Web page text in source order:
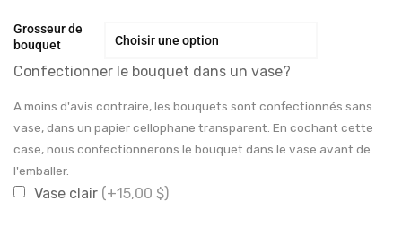
Grosseur de
bouquet
Confectionner le bouquet dans un vase?
A moins d'avis contraire, les bouquets sont confectionnés sans
vase, dans un papier cellophane transparent. En cochant cette
case, nous confectionnerons le bouquet dans le vase avant de
l'emballer.
Vase clair (+15,00 $)